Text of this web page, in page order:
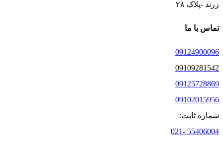
زرند -پلاک ۲۸
تماس با ما
09124900096
09109281542
09125728869
09102015956
شماره ثابت:
55406004 -021